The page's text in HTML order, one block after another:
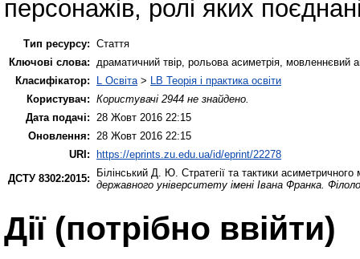
персонажів, ролі яких
Тип ресурсу: Стаття
Ключові слова:
драматичний твір, рольова асиметрія, мовленнєвий
Класифікатор:
L Освіта > LB Теорія і практика освіти
Користувач: Користувачі 2944 не знайдено.
Дата подачі:
28 Жовт 2016 22:15
Оновлення:
28 Жовт 2016 22:15
URI: https://eprints.zu.edu.ua/id/eprint/22278
ДСТУ 8302:2015:
Білінський Д. Ю. Стратегії та тактики
державного університету імені Івана Франка.
Дії ​​(потрібно ввійти)